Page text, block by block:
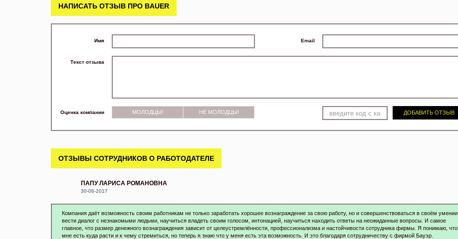
НАПИСАТЬ ОТЗЫВ ПРО BAUER
Имя Email
Текст отзыва
Оценка компании МОЛОДЦЫ! НЕ МОЛОДЦЫ! ДОБАВИТЬ ОТЗЫВ
ОТЗЫВЫ СОТРУДНИКОВ О РАБОТОДАТЕЛЕ
ПАПУ ЛАРИСА РОМАНОВНА
30-06-2017
Компания даёт возможность своим работникам не только заработать хорошее вознаграждение за свою работу, но и совершенствоваться в своём умении
вести диалог с незнакомыми людьми, научиться владеть своим голосом, интонацией, научиться находить ответы на неожиданные вопросы. И самое
главное, что размер денежного вознаграждения зависит от целеустремлённости, профессионализма и настойчивости сотрудника фирмы. Я понимаю, что
мне есть куда расти и к чему стремиться, но теперь я знаю что у меня есть эта возможность. И это благодаря сотрудничеству с фирмой Бауэр.